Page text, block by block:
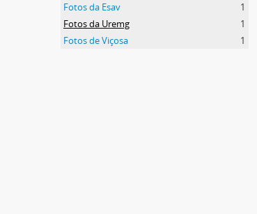
Fotos da Esav
1
Fotos da Uremg
1
Fotos de Viçosa
1